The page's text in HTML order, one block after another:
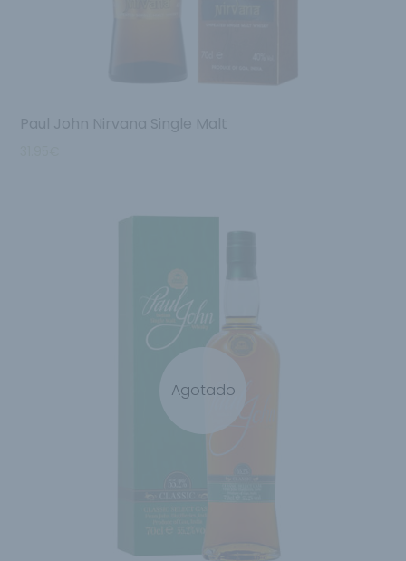
Paul John Nirvana Single Malt
Agotado